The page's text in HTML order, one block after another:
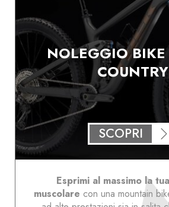
NOLEGGIO BIKE
COUNTRY
SCOPRI
Esprimi al massimo la
muscolare con una mountain